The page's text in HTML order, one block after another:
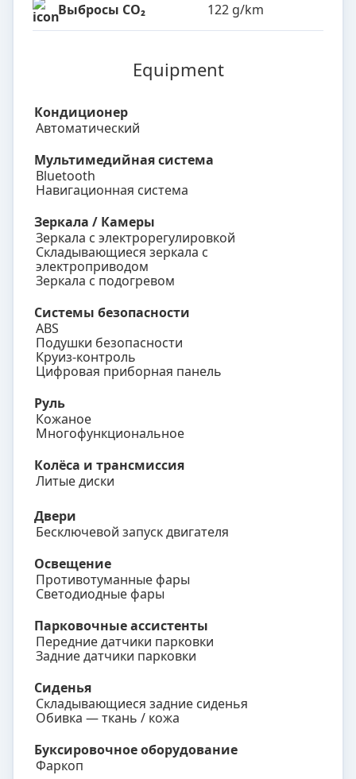
Выбросы CO₂ 122 g/km
Equipment
Кондиционер
Автоматический
Мультимедийная система
Bluetooth
Навигационная система
Зеркала / Камеры
Зеркала с электрорегулировкой
Складывающиеся зеркала с
электроприводом
Зеркала с подогревом
Системы безопасности
ABS
Подушки безопасности
Круиз-контроль
Цифровая приборная панель
Руль
Кожаное
Многофункциональное
Колёса и трансмиссия
Литые диски
Двери
Бесключевой запуск двигателя
Освещение
Противотуманные фары
Светодиодные фары
Парковочные ассистенты
Передние датчики парковки
Задние датчики парковки
Сиденья
Складывающиеся задние сиденья
Обивка — ткань / кожа
Буксировочное оборудование
Фаркоп